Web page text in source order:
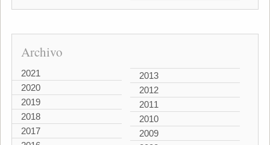
Archivo
2021
2020
2019
2018
2017
2013
2012
2011
2010
2009